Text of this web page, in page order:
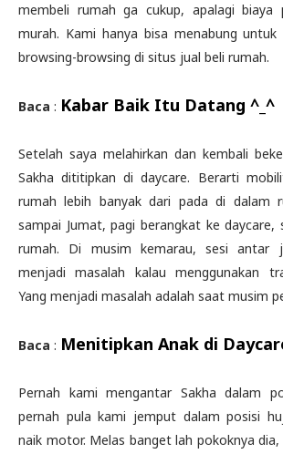
membeli rumah ga cukup, apalagi biaya
murah. Kami hanya bisa menabung
browsing-browsing di situs jual beli rumah.
Baca : Kabar Baik Itu Datang ^_^
Setelah saya melahirkan dan kembali
Sakha dititipkan di daycare. Berarti
rumah lebih banyak dari pada di dalam
sampai Jumat, pagi berangkat ke daycare,
rumah. Di musim kemarau, sesi antar
menjadi masalah kalau menggunakan
Yang menjadi masalah adalah saat musim
Baca : Menitipkan Anak di
Pernah kami mengantar Sakha dalam
pernah pula kami jemput dalam posisi
naik motor. Melas banget lah pokoknya